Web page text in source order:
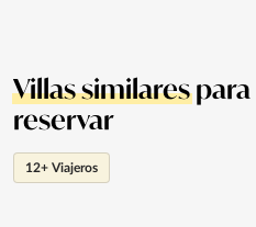
Villas similarespara
reservar
12+ Viajeros